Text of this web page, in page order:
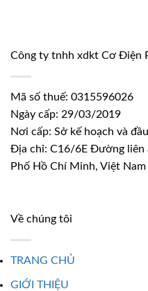
Công ty tnhh xdkt Cơ Điện
Mã số thuế: 0315596026
Ngày cấp: 29/03/2019
Nơi cấp: Sở kế hoạch và
Địa chỉ: C16/6E Đường liên
Phố Hồ Chí Minh, Việt Nam
Về chúng tôi
TRANG CHỦ
GIỚI THIỆU